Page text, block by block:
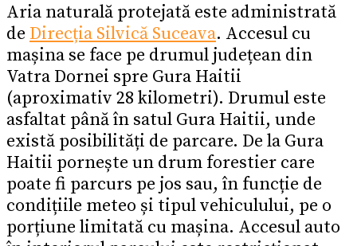
Aria naturală protejată este administrată
de Direcția Silvică Suceava. Accesul cu
mașina se face pe drumul județean din
Vatra Dornei spre Gura Haitii
(aproximativ 28 kilometri). Drumul este
asfaltat până în satul Gura Haitii, unde
există posibilități de parcare. De la Gura
Haitii pornește un drum forestier care
poate fi parcurs pe jos sau, în funcție de
condițiile meteo și tipul vehiculului, pe o
porțiune limitată cu mașina. Accesul auto